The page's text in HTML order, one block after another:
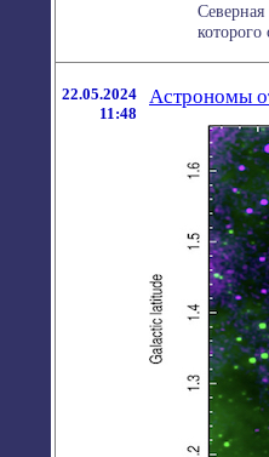
22.05.2024
11:48
Астрономы